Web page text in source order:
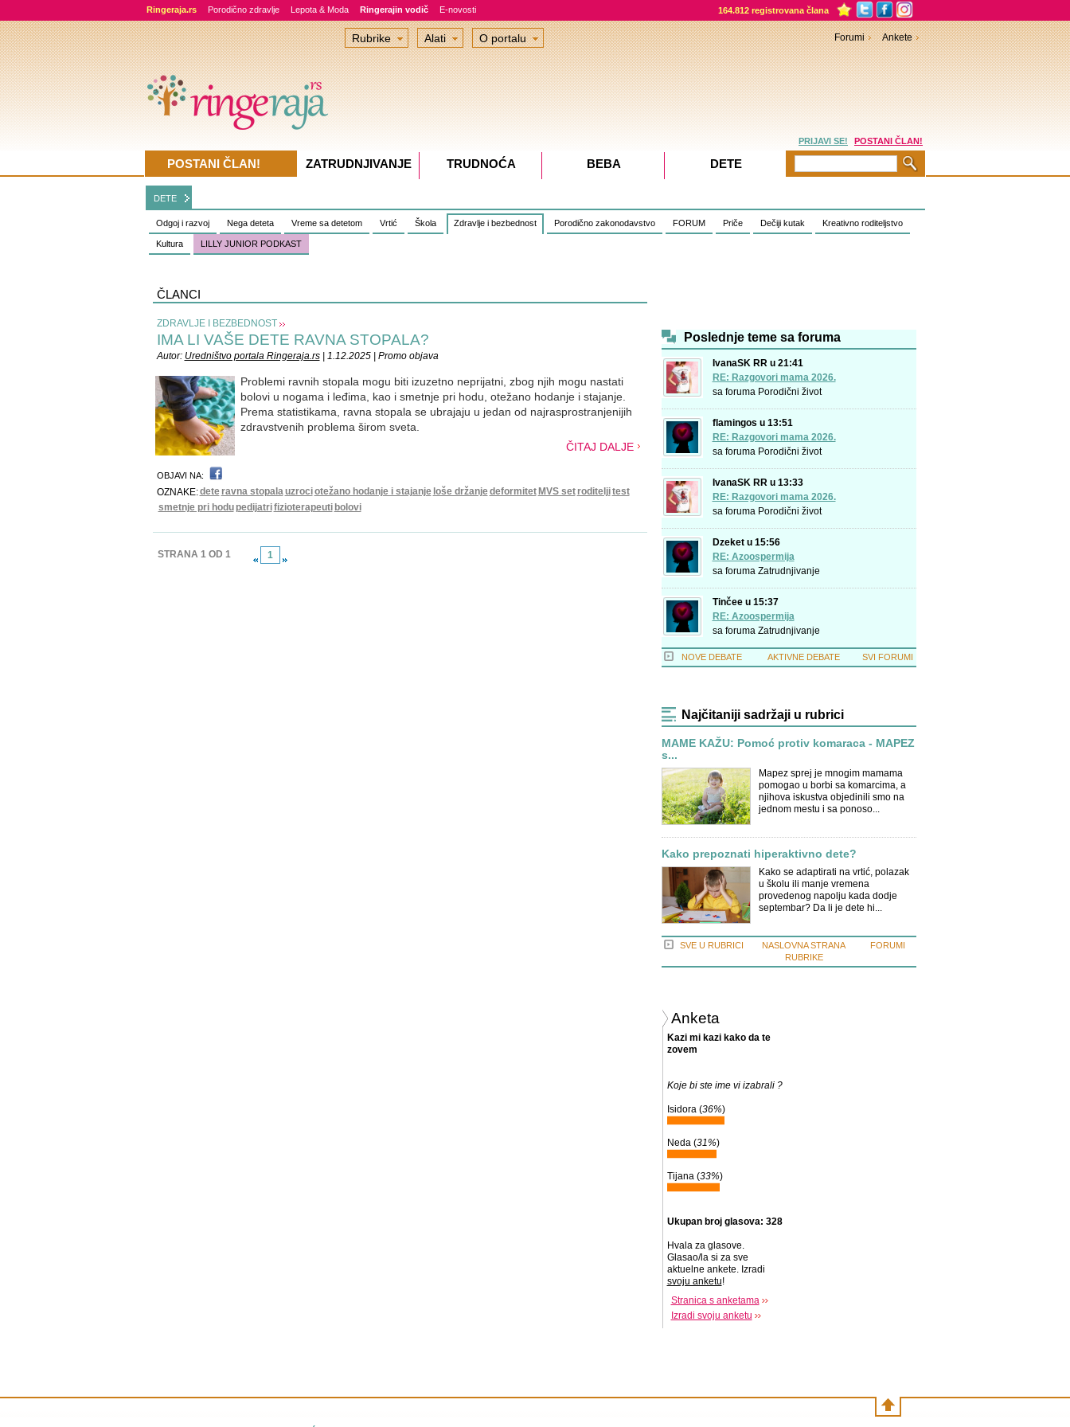
Ringeraja.rs Porodično zdravlje Lepota & Moda Ringerajin vodič E-novosti 164.812 registrovana člana
DETE
Odgoj i razvoj Nega deteta Vreme sa detetom Vrtić Škola Zdravlje i bezbednost Porodično zakonodavstvo FORUM Priče Dečiji kutak Kreativno roditeljstvo
Kultura LILLY JUNIOR PODKAST
ČLANCI
ZDRAVLJE I BEZBEDNOST
IMA LI VAŠE DETE RAVNA STOPALA?
Autor: Uredništvo portala Ringeraja.rs| 1.12.2025 | Promo objava
Problemi ravnih stopala mogu biti izuzetno neprijatni, zbog njih mogu nastati
bolovi u nogama i leđima, kao i smetnje pri hodu, otežano hodanje i stajanje.
Prema statistikama, ravna stopala se ubrajaju u jedan od najrasprostranjenijih
zdravstvenih problema širom sveta.
ČITAJ DALJE
OBJAVI NA:
OZNAKE:dete ravna stopalauzrociotežano hodanje i stajanje loše držanjedeformitet MVS set roditeljitest
smetnje pri hodu pedijatrifizioterapeuti bolovi
STRANA 1 OD 1 1
Poslednje teme sa foruma
IvanaSK RR u 21:41
RE: Razgovori mama 2026.
sa foruma Porodični život
flamingos u 13:51
RE: Razgovori mama 2026.
sa foruma Porodični život
IvanaSK RR u 13:33
RE: Razgovori mama 2026.
sa foruma Porodični život
Dzeket u 15:56
RE: Azoospermija
sa foruma Zatrudnjivanje
Tinčee u 15:37
RE: Azoospermija
sa foruma Zatrudnjivanje
NOVE DEBATE AKTIVNE DEBATE SVI FORUMI
Najčitaniji sadržaji u rubrici
MAME KAŽU: Pomoć protiv komaraca - MAPEZ
s...
Mapez sprej je mnogim mamama
pomogao u borbi sa komarcima, a
njihova iskustva objedinili smo na
jednom mestu i sa ponoso...
Kako prepoznati hiperaktivno dete?
Kako se adaptirati na vrtić, polazak
u školu ili manje vremena
provedenog napolju kada dodje
septembar? Da li je dete hi...
SVE U RUBRICI
NASLOVNA STRANA
RUBRIKE
FORUMI
Anketa
Kazi mi kazi kako da te
zovem
Koje bi ste ime vi izabrali ?
Isidora (36%)
Neda (31%)
Tijana (33%)
Ukupan broj glasova: 328
Hvala za glasove.
Glasao/la si za sve
aktuelne ankete. Izradi
svoju anketu!
Stranica s anketama
Izradi svoju anketu
Rubrike Alati O portalu Forumi Ankete
PRIJAVI SE! POSTANI ČLAN!
POSTANI ČLAN! ZATRUDNJIVANJE TRUDNOĆA BEBA DETE